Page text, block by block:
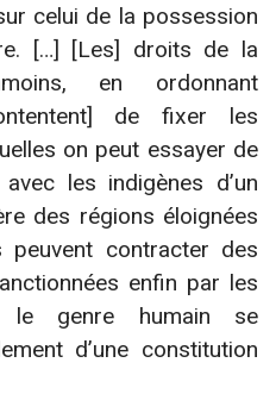
celui de la possession
[…] [Les] droits de la
en ordonnant
de fixer les
on peut essayer de
les indigènes d’un
des régions éloignées
contracter des
enfin par les
le genre humain se
d’une constitution